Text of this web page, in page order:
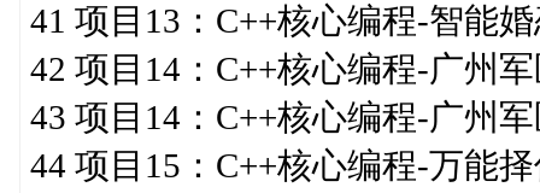
41 项目13：C++核心编程-智能
42 项目14：C++核心编程-广州
43 项目14：C++核心编程-广州
44 项目15：C++核心编程-万能